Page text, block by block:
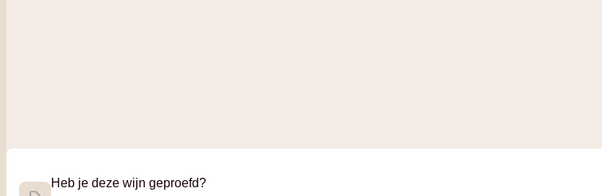
Heb je deze wijn geproefd?